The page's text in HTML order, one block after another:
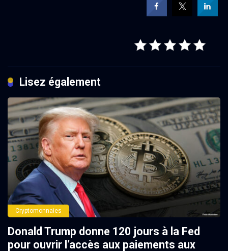
Lisez également
Cryptomonnaies
Donald Trump donne 120 jours à la Fed
pour ouvrir l’accès aux paiements aux